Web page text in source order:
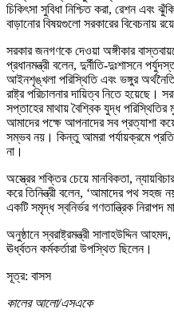
চিকিৎসা সুবিধা নিশ্চিত করা, রেশন এবং
বাড়ানোর বিষয়গুলো সরকারের বিবেচনায়
সরকার জনগণকে দেওয়া অঙ্গীকার
প্রধানমন্ত্রী বলেন, দুর্নীতি-দুঃশাসনে
আইনশৃঙ্খলা পরিস্থিতি এবং ভঙ্গুর
রাষ্ট্র পরিচালনার দায়িত্ব নিতে হয়েছে।
সপ্তাহের মাথায় বৈশ্বিক যুদ্ধ
আমাদের পক্ষে আপনাদের সব প্রত্যাশা
সম্ভব নয়। কিন্তু আমরা পর্যায়ক্রমে
না।
অস্ত্রের শক্তির চেয়ে মানবিকতা,
করে তিনিন্ত্রী বলেন, ‘আমাদের পথ
একটি সমৃদ্ধ স্বনির্ভর গণতান্ত্রিক নিরাপদ
অনুষ্ঠানে স্বরাষ্ট্রমন্ত্রী সালাহউদ্দিন
ঊর্ধ্বতন কর্মকর্তারা উপস্থিত ছিলেন।
সূত্র: বাসস
কালের আলো/এসএকে